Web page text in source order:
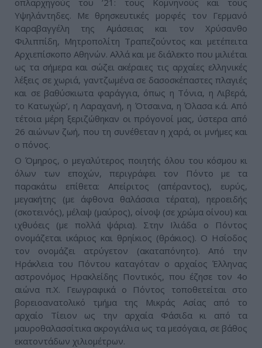
οπλαρχηγούς του ’21: τους Κομνηνούς και τους
Υψηλάντηδες. Με θρησκευτικές μορφές τον Γερμανό
Καραβαγγέλη της Αμάσειας και τον Χρύσανθο
Φιλιππίδη, Μητροπολίτη Τραπεζούντος και μετέπειτα
Αρχιεπίσκοπο Αθηνών. Αλλά και με διάλεκτο που μιλιέται
ως τα σήμερα και σώζει ακέραιες τις αρχαίες ελληνικές
λέξεις σε χωριά, γαντζωμένα σε δασοσκέπαστες πλαγιές
και σε βαθύσκιωτα φαράγγια, όπως η Τόνια, η Λιβερά,
το Κατωχώρ’, η Λαραχανή, η Ότσαινα, η Όλασα κ.ά. Από
τέτοια μέρη ξεριζώθηκαν οι πρόγονοί μας, ύστερα από
26 αιώνων ζωή, που τη συνέθεταν η χαρά, οι μνήμες και
ο πόνος.
Ο Όμηρος, ο μεγαλύτερος ποιητής όλου του κόσμου κι
όλων των εποχών, περιγράφει τον Πόντο με τα
παρακάτω επίθετα: Απείριτος (απέραντος), ευρύς,
μεγακήτης (με άφθονα θαλάσσια τέρατα), ηεροειδής
(σκοτεινός), μέλαψ (μαύρος), οίνοψ (σε χρώμα οίνου) και
ιχθυόεις (με πολλά ψάρια). Στην Ιλιάδα ο Πόντος
ονομάζεται ικάριος και θρηίκιος (θράκιος). Ο Ησίοδος
τον ονομάζει ατρύγετον (ακαταπόνητο). Από την
Ηράκλεια του Πόντου καταγόταν ο αρχαίος Έλληνας
αστρονόμος Ηρακλείδης Ποντικός, που έζησε τον 4ο
αιώνα π.Χ. Γεωγραφικά ο Πόντος τοποθετείται στο
βορειοανατολικό τμήμα της Μικράς Ασίας από το
αρχαίο Τίειον ως την αρχαία Φάσιδα κι από τα
μαυροθαλασσίτικα ακρογιάλια ως τα μεσόγαια, σε βάθος
εκατοντάδων χιλιομέτρων.